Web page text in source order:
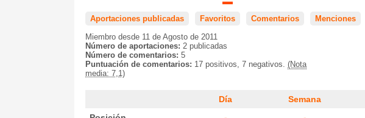
Aportaciones publicadas Favoritos Comentarios
Menciones
Miembro desde 11 de Agosto de 2011
Número de aportaciones: 2 publicadas
Número de comentarios: 5
Puntuación de comentarios: 17 positivos, 7 negativos. (Nota
media: 7,1)
Día Semana